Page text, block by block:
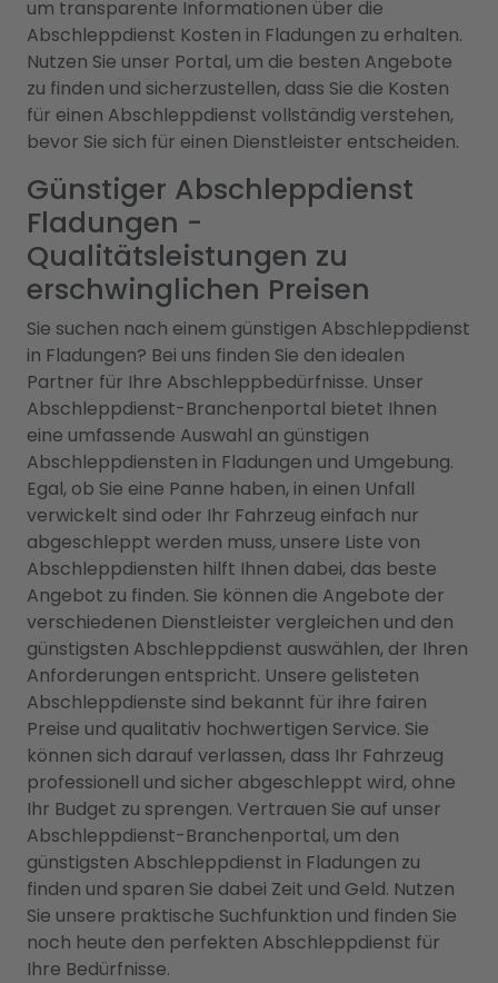
um transparente Informationen über die
Abschleppdienst Kosten in Fladungen zu erhalten.
Nutzen Sie unser Portal, um die besten Angebote
zu finden und sicherzustellen, dass Sie die Kosten
für einen Abschleppdienst vollständig verstehen,
bevor Sie sich für einen Dienstleister entscheiden.
Günstiger Abschleppdienst
Fladungen -
Qualitätsleistungen zu
erschwinglichen Preisen
Sie suchen nach einem günstigen Abschleppdienst
in Fladungen? Bei uns finden Sie den idealen
Partner für Ihre Abschleppbedürfnisse. Unser
Abschleppdienst-Branchenportal bietet Ihnen
eine umfassende Auswahl an günstigen
Abschleppdiensten in Fladungen und Umgebung.
Egal, ob Sie eine Panne haben, in einen Unfall
verwickelt sind oder Ihr Fahrzeug einfach nur
abgeschleppt werden muss, unsere Liste von
Abschleppdiensten hilft Ihnen dabei, das beste
Angebot zu finden. Sie können die Angebote der
verschiedenen Dienstleister vergleichen und den
günstigsten Abschleppdienst auswählen, der Ihren
Anforderungen entspricht. Unsere gelisteten
Abschleppdienste sind bekannt für ihre fairen
Preise und qualitativ hochwertigen Service. Sie
können sich darauf verlassen, dass Ihr Fahrzeug
professionell und sicher abgeschleppt wird, ohne
Ihr Budget zu sprengen. Vertrauen Sie auf unser
Abschleppdienst-Branchenportal, um den
günstigsten Abschleppdienst in Fladungen zu
finden und sparen Sie dabei Zeit und Geld. Nutzen
Sie unsere praktische Suchfunktion und finden Sie
noch heute den perfekten Abschleppdienst für
Ihre Bedürfnisse.